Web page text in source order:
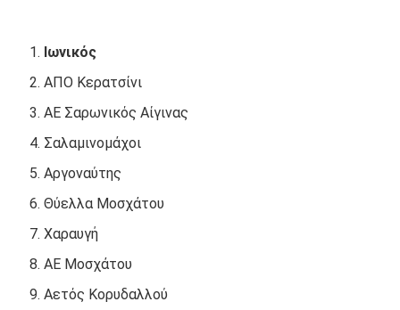
Ιωνικός
ΑΠΟ Κερατσίνι
ΑΕ Σαρωνικός Αίγινας
Σαλαμινομάχοι
Αργοναύτης
Θύελλα Μοσχάτου
Χαραυγή
ΑΕ Μοσχάτου
Αετός Κορυδαλλού